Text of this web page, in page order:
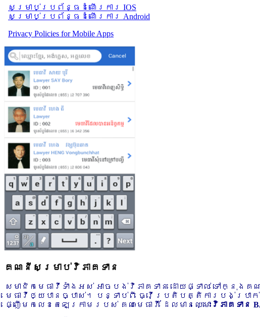
សម្រាប់​ប្រព័ន្ធដំណើរការ IOS
សម្រាប់​ប្រព័ន្ធដំណើរការ Android
Privacy Policies for Mobile Apps
គណនីសម្រាប់វិភាគទាន
សមាជិកមេធាវីទាំងអស់ អាចបង់វិភាគទាន ដោយផ្ទាល់ ទៅក្នុង
មេធាវីឲ្យបានច្បាស់។ បន្ទាប់ពី ធ្វើប្រតិបត្តិការបង់ប្រ
ផ្ញើមកលេខតេឡេក្រាមរបស់ គណៈមេធាវី ដែលមានឈ្មោះ វិភាគទាន